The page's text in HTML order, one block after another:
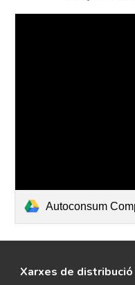
Autoconsum
Xarxes de